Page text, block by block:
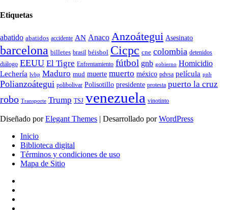
Etiquetas
abatido abatidos accidente AN Anaco Anzoátegui Asesinato
barcelona billetes brasil béisbol Cicpc cne colombia detenidos
diálogo EEUU El Tigre Enfrentamiento fútbol gnb gobierno Homicidio
Lechería lvbp Maduro mud muerte muerto méxico pdvsa película pnb
Polianzoátegui polibolivar Polisotillo presidente protesta puerto la cruz
robo Transporte Trump TSJ venezuela vinotinto
Diseñado porElegant Themes | Desarrollado porWordPress
Inicio
Biblioteca digital
Términos y condiciones de uso
Mapa de Sitio